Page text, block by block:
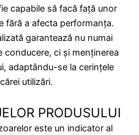
capabile să facă față unor
fără a afecta performanța.
garantează nu numai
conducere, ci și menținerea
adaptându-se la cerințele
utilizări.
PRODUSULUI
este un indicator al